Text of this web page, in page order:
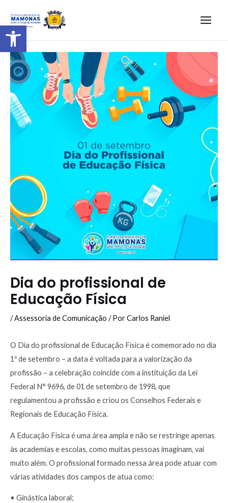
Barra de Ferramentas Aberta
Dia do profissional de
Educação Física
/Assessoria de Comunicação / PorCarlos Raniel
O Dia do profissional de Educação Física é comemorado no dia
1º de setembro – a data é voltada para a valorização da
profissão – a celebração coincide com a instituição da Lei
Federal N° 9696, de 01 de setembro de 1998, que
regulamentou a profissão e criou os Conselhos Federais e
Regionais de Educação Física.
A Educação Física é uma área ampla e não se restringe apenas
às academias e escolas, como muitas pessoas imaginam, vai
muito além. O profissional formado nessa área pode atuar com
várias atividades dos campos de atua como:
• Ginástica laboral;